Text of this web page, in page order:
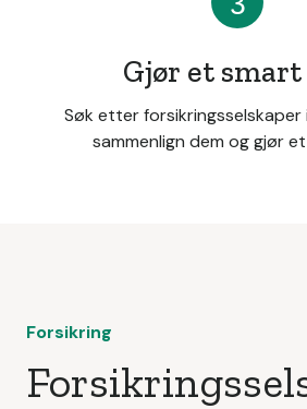
Gjør et
Søk etter forsikringsselskaper
sammenlign dem og gjør
Forsikring